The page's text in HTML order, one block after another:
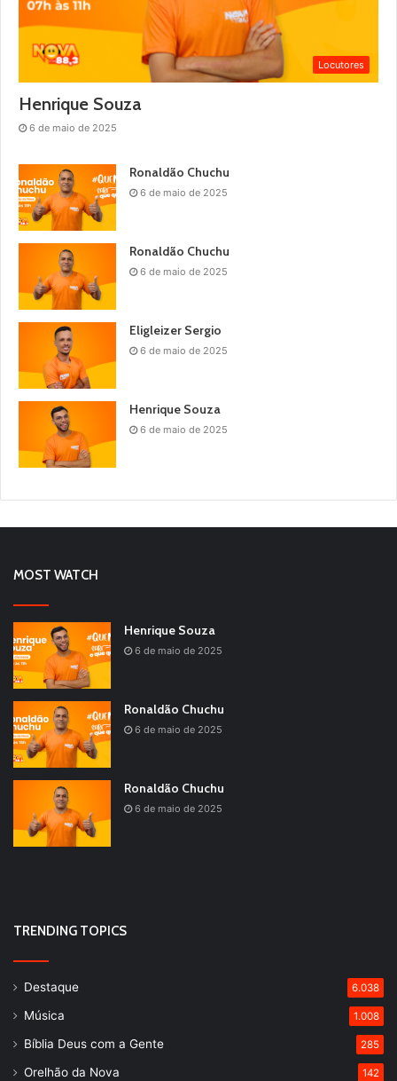
Locutores
Henrique Souza
6 de maio de 2025
Ronaldão Chuchu
6 de maio de 2025
Ronaldão Chuchu
6 de maio de 2025
Eligleizer Sergio
6 de maio de 2025
Henrique Souza
6 de maio de 2025
MOST WATCH
Henrique Souza
6 de maio de 2025
Ronaldão Chuchu
6 de maio de 2025
Ronaldão Chuchu
6 de maio de 2025
TRENDING TOPICS
Destaque 6.038
Música 1.008
Bíblia Deus com a Gente 285
Orelhão da Nova 142